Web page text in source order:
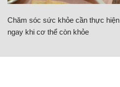
Chăm sóc sức khỏe cần thực hiện
ngay khi cơ thể còn khỏe